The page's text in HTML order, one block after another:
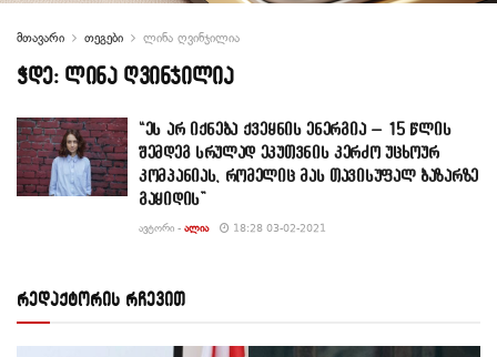
მთავარი თეგები ლინა ღვინჯილია
ჭდე: ლინა ღვინჯილია
“ეს არ იქნება ქვეყნის ენერგია – 15 წლის
შემდეგ სრულად ეკუთვნის კერძო უცხოურ
კომპანიას, რომელიც მას თავისუფალ ბაზარზე
გაყიდის”
ᲐᲕᲢᲝᲠᲘ - ᲐᲚᲘᲐ 18:28 03-02-2021
რედაქტორის რჩევით